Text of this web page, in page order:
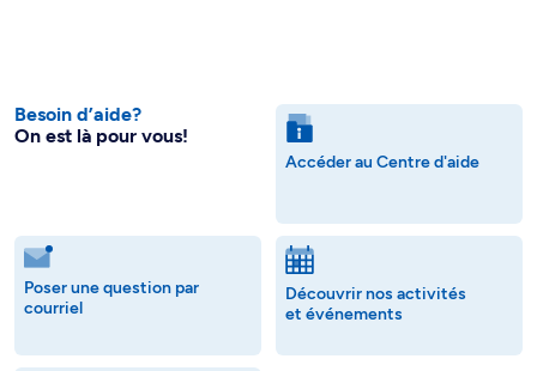
Besoin d’aide?
On est là pour vous!
Accéder au Centre d'aide
Poser une question par
courriel
Découvrir nos activités
et événements